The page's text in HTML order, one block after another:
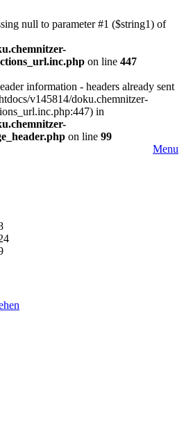
null to parameter #1 ($string1) of
on line 447
information - headers already sent
v145814/doku.chemnitzer-
in
on line 99
Menu